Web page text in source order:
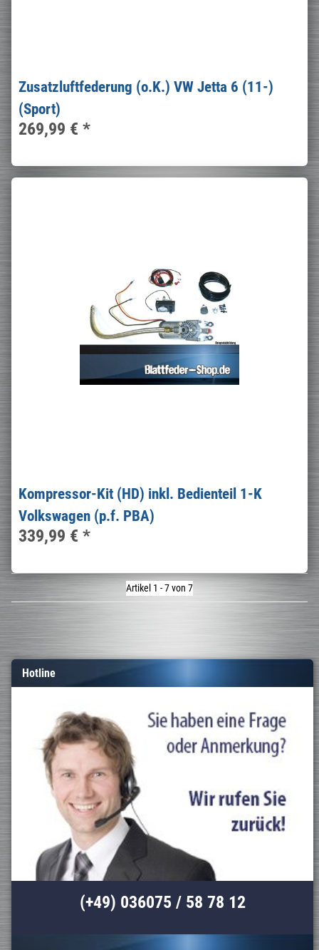
Zusatzluftfederung (o.K.) VW Jetta 6 (11-)
(Sport)
269,99 € *
Kompressor-Kit (HD) inkl. Bedienteil 1-K
Volkswagen (p.f. PBA)
339,99 € *
Artikel 1 - 7 von 7
Hotline
(+49) 036075 / 58 78 12